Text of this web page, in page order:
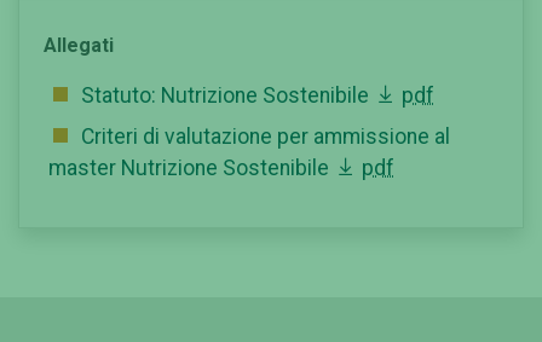
Allegati
Statuto: Nutrizione Sostenibile
pdf
Criteri di valutazione per ammissione al
master Nutrizione Sostenibile
pdf